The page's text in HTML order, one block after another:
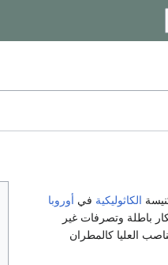
الكاثوليكية في أوروبا
باطلة وتصرفات غير
العليا كالمطران